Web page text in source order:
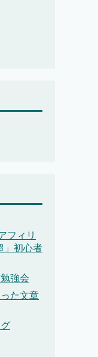
フィリ
」初心者
強会
た文章